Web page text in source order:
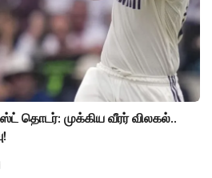
தொடர்: முக்கிய வீரர் விலகல்..